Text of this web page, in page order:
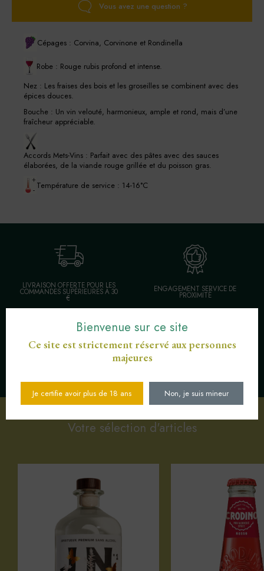
Cépages : Corvina, Corvinone et Rondinella
Robe : Rouge rubis profond et intense.
Nez : Les fraises des bois et les groseilles se combinent avec des
épices douces.
Bouche : Un vin velouté, harmonieux, ample et rond, mais d’une
fraîcheur appréciable.
Accords Mets-Vins : Parfait avec des pâtes avec des sauces
élaborées, de la viande rouge grillée et du poisson gras.
Température de service : 14-16°C
Vous avez une question ?
LIVRAISON OFFERTE POUR LES
COMMANDES SUPÉRIEURES À 30
€
ENGAGEMENT SERVICE DE
PROXIMITÉ
Votre sélection d'articles
Bienvenue sur ce site
Ce site est strictement réservé aux personnes
majeures
Je certifie avoir plus de 18 ans Non, je suis mineur